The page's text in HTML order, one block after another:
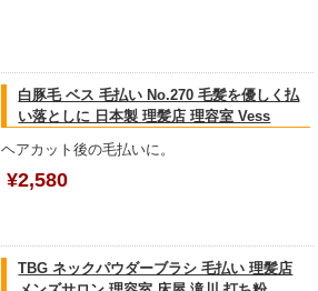
白豚毛 ベス 毛払い No.270 毛髪を優しく払
い落としに 日本製 理髪店 理容室 Vess
ヘアカット後の毛払いに。
¥2,580
TBG ネックパウダーブラシ 毛払い 理髪店